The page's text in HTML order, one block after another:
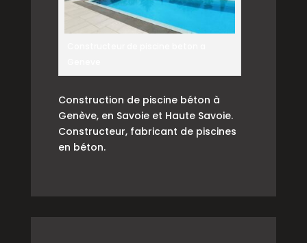
Construction de piscine béton à
Genève, en Savoie et Haute Savoie.
Constructeur, fabricant de piscines
en béton.